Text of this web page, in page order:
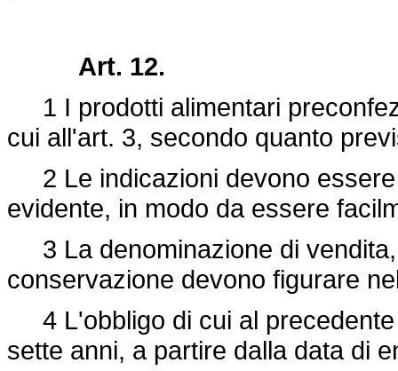
Art. 12.
1 I prodotti alimentari
cui all'art. 3, secondo quanto
2 Le indicazioni devono essere
evidente, in modo da essere
3 La denominazione di vendita,
conservazione devono figurare
4 L'obbligo di cui al precedente
sette anni, a partire dalla data di